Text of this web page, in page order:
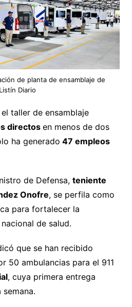
de planta de ensamblaje de
Diario
taller de ensamblaje
directos en menos de dos
ha generado 47 empleos
de Defensa, teniente
Onofre, se perfila como
para fortalecer la
de salud.
que se han recibido
50 ambulancias para el 911
, cuya primera entrega